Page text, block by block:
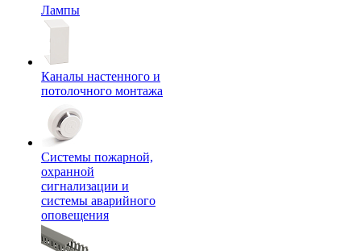
Лампы
Каналы настенного и
потолочного монтажа
Системы пожарной,
охранной
сигнализации и
системы аварийного
оповещения